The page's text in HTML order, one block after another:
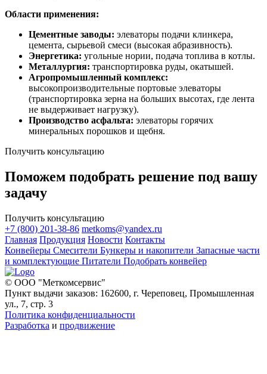
Области применения:
Цементные заводы: элеваторы подачи клинкера,
цемента, сырьевой смеси (высокая абразивность).
Энергетика: угольные нории, подача топлива в котлы.
Металлургия: транспортировка руды, окатышей.
Агропромышленный комплекс:
высокопроизводительные портовые элеваторы
(транспортировка зерна на больших высотах, где лента
не выдерживает нагрузку).
Производство асфальта: элеваторы горячих
минеральных порошков и щебня.
Получить консультацию
Поможем подобрать решение под вашу
задачу
Получить консультацию
+7 (800) 201-38-86 metkoms@yandex.ru
Главная Продукция Новости Контакты
Конвейеры Смесители Бункеры и накопители Запасные части
и комплектующие Питатели Подобрать конвейер
© ООО "Меткомсервис"
Пункт выдачи заказов: 162600, г. Череповец, Промышленная
ул., 7, стр. 3
Политика конфиденциальности
Разработка и продвижение